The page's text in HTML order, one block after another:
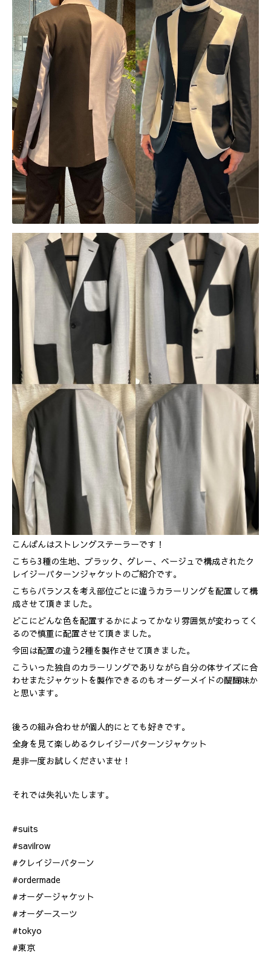
こんばんはストレングステーラーです！
こちら3種の生地、ブラック、グレー、ベージュで構成されたク
レイジーパターンジャケットのご紹介です。
こちらバランスを考え部位ごとに違うカラーリングを配置して構
成させて頂きました。
どこにどんな色を配置するかによってかなり雰囲気が変わってく
るので慎重に配置させて頂きました。
今回は配置の違う2種を製作させて頂きました。
こういった独自のカラーリングでありながら自分の体サイズに合
わせまたジャケットを製作できるのもオーダーメイドの醍醐味か
と思います。
後ろの組み合わせが個人的にとても好きです。
全身を見て楽しめるクレイジーパターンジャケット
是非一度お試しくださいませ！
それでは失礼いたします。
#suits
#savilrow
#クレイジーパターン
#ordermade
#オーダージャケット
#オーダースーツ
#tokyo
#東京